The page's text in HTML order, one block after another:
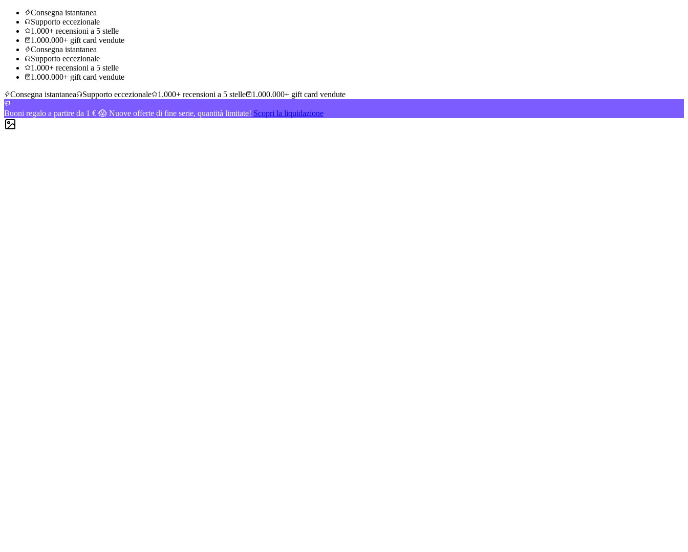
Consegna istantanea
Supporto eccezionale
1.000+ recensioni a 5 stelle
1.000.000+ gift card vendute
Consegna istantanea
Supporto eccezionale
1.000+ recensioni a 5 stelle
1.000.000+ gift card vendute
Consegna istantanea
Supporto eccezionale 1.000+ recensioni a 5 stelle 1.000.000+ gift card vendute
Buoni regalo a partire da 1 € 😱 Nuove offerte di fine serie, quantità limitate! Scopri la liquidazione